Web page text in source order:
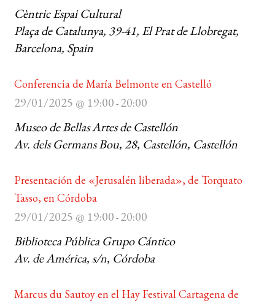
Cèntric Espai Cultural
Plaça de Catalunya, 39-41, El Prat de Llobregat,
Barcelona, Spain
Conferencia de María Belmonte en Castelló
29/01/2025 @ 19:00-20:00
Museo de Bellas Artes de Castellón
Av. dels Germans Bou, 28, Castellón, Castellón
Presentación de «Jerusalén liberada», de Torquato
Tasso, en Córdoba
29/01/2025 @ 19:00-20:00
Biblioteca Pública Grupo Cántico
Av. de América, s/n, Córdoba
Marcus du Sautoy en el Hay Festival Cartagena de